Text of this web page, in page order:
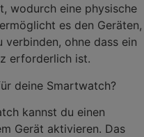
wodurch eine physische
es den Geräten,
ohne dass ein
erforderlich ist.
deine Smartwatch?
kannst du einen
Gerät aktivieren. Das